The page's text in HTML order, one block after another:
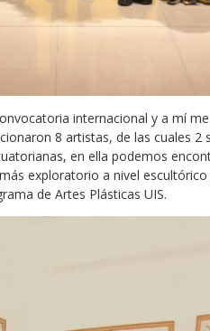
internacional y a mí
8 artistas, de las cuales
en ella podemos
exploratorio a nivel
de Artes Plásticas UIS.